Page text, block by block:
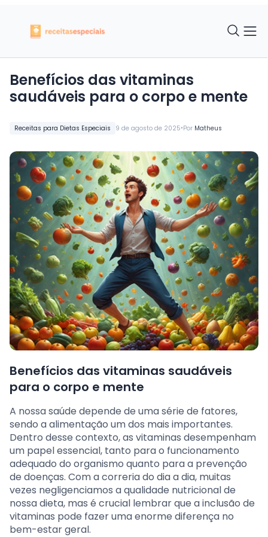
Receitas para Dietas Especiais 9 de agosto de 2025•Por Matheus
Benefícios das vitaminas
saudáveis para o corpo e mente
Benefícios das vitaminas saudáveis
para o corpo e mente
A nossa saúde depende de uma série de fatores,
sendo a alimentação um dos mais importantes.
Dentro desse contexto, as vitaminas desempenham
um papel essencial, tanto para o funcionamento
adequado do organismo quanto para a prevenção
de doenças. Com a correria do dia a dia, muitas
vezes negligenciamos a qualidade nutricional de
nossa dieta, mas é crucial lembrar que a inclusão de
vitaminas pode fazer uma enorme diferença no
bem-estar geral.